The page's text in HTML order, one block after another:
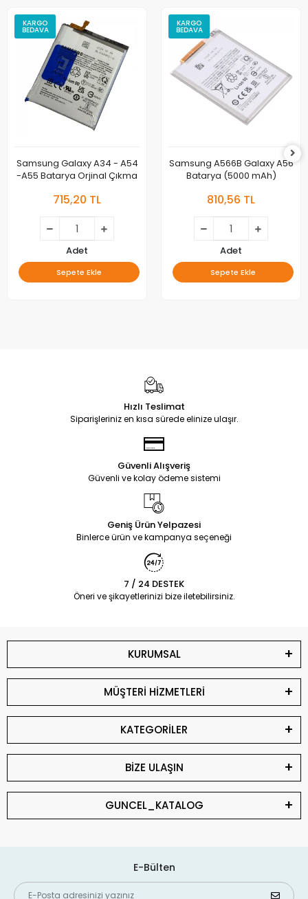
KARGO
BEDAVA
Samsung Galaxy A34 - A54
-A55 Batarya Orjinal Çıkma
715,20 TL
Adet
Sepete Ekle
KARGO
BEDAVA
Samsung A566B Galaxy A56
Batarya (5000 mAh)
810,56 TL
Adet
Sepete Ekle
Hızlı Teslimat
Siparişleriniz en kısa sürede elinize ulaşır.
Güvenli Alışveriş
Güvenli ve kolay ödeme sistemi
Geniş Ürün Yelpazesi
Binlerce ürün ve kampanya seçeneği
7 / 24 DESTEK
Öneri ve şikayetlerinizi bize iletebilirsiniz.
KURUMSAL
MÜŞTERİ HİZMETLERİ
KATEGORİLER
BİZE ULAŞIN
GUNCEL_KATALOG
E-Bülten